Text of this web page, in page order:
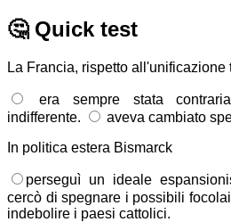
🤔Quick test
La Francia, rispetto all'unificazione
era sempre stata
indifferente.
aveva cambiato
In politica estera Bismarck
perseguì un ideale
cercò di spegnare i possibili
indebolire i paesi cattolici.